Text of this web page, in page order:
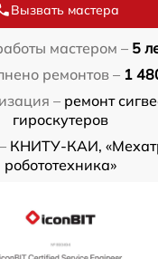
Вызвать мастера
мастером – 5
ремонтов – 1
– ремонт
гироскутеров
КНИТУ-КАИ,
робототехника»